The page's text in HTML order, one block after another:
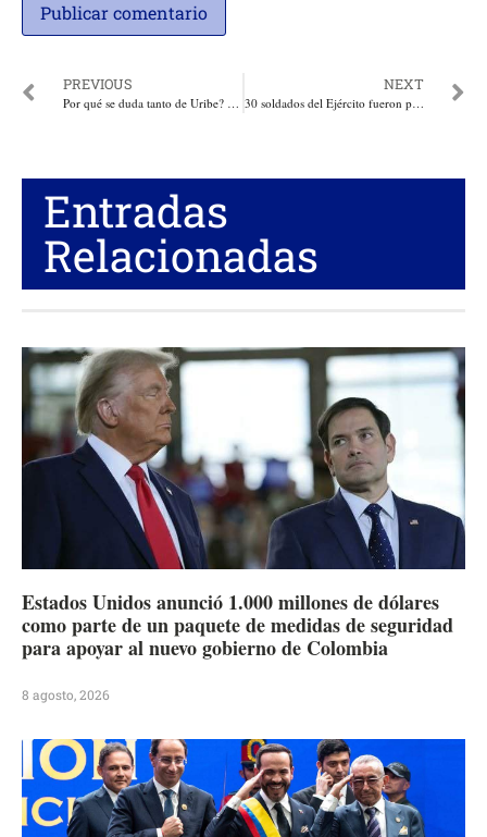
PREVIOUS
Por qué se duda tanto de Uribe? Por: Senén González Vélez
NEXT
30 soldados del Ejército fueron plagiados por un grupo de sembradores de coca en Vista Hermosa Meta
Entradas
Relacionadas
Estados Unidos anunció 1.000 millones de dólares
como parte de un paquete de medidas de seguridad
para apoyar al nuevo gobierno de Colombia
8 agosto, 2026